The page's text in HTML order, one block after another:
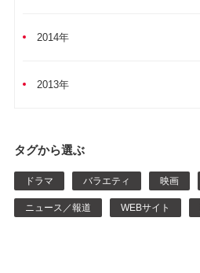
2014年
2013年
タグから選ぶ
ドラマ バラエティ 映画
ニュース／報道 WEBサイト